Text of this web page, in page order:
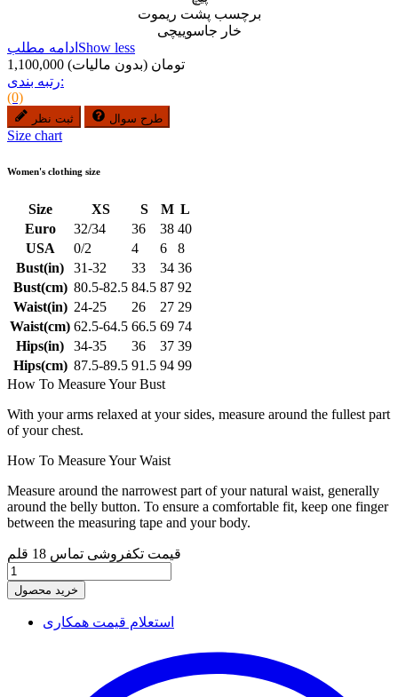
برچسب پشت ریموت
خار جاسوییچی
ادامه مطلب Show less
1,100,000 تومان (بدون مالیات)
رتبه بندی:
(0)
ثبت نظر طرح سوال
Size chart
Women's clothing size
Size XS S M L
Euro
32/34 36 38 40
USA
0/2 4 6
8
Bust(in)
31-32 33 34 36
Bust(cm) 80.5-82.5 84.5 87 92
Waist(in) 24-25 26 27 29
Waist(cm) 62.5-64.5 66.5 69 74
Hips(in)
34-35 36 37 39
Hips(cm) 87.5-89.5 91.5 94 99
How To Measure Your Bust
With your arms relaxed at your sides, measure around the fullest part
of your chest.
How To Measure Your Waist
Measure around the narrowest part of your natural waist, generally
around the belly button. To ensure a comfortable fit, keep one finger
between the measuring tape and your body.
قیمت تکفروشی تماس 18 قلم
خرید محصول
استعلام قیمت همکاری